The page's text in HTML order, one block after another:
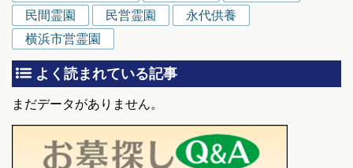
民間霊園
民営霊園
永代供養
横浜市営霊園
よく読まれている記事
まだデータがありません。